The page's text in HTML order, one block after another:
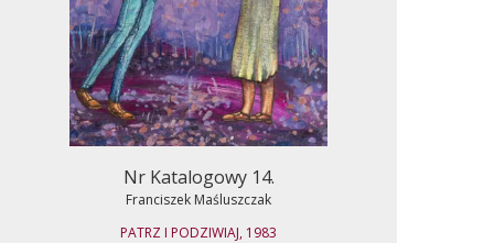
Nr Katalogowy 14.
Franciszek Maśluszczak
PATRZ I PODZIWIAJ, 1983